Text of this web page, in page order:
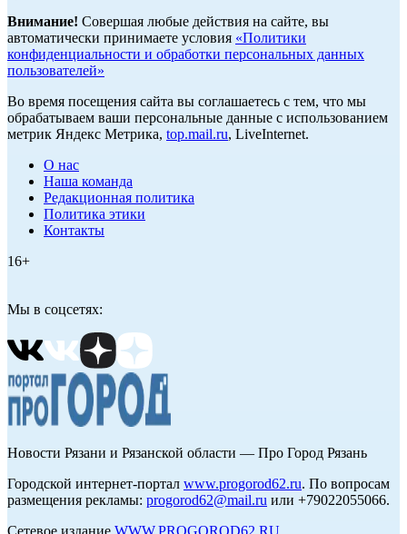
Внимание! Совершая любые действия на сайте, вы
автоматически принимаете условия «Политики
конфиденциальности и обработки персональных данных
пользователей»
Во время посещения сайта вы соглашаетесь с тем, что мы
обрабатываем ваши персональные данные с использованием
метрик Яндекс Метрика, top.mail.ru, LiveInternet.
О нас
Наша команда
Редакционная политика
Политика этики
Контакты
16+
Мы в соцсетях:
Новости Рязани и Рязанской области — Про Город Рязань
Городской интернет-портал www.progorod62.ru. По вопросам
размещения рекламы: progorod62@mail.ru или +79022055066.